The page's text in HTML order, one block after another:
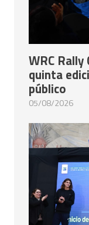
WRC
quinta
público
05/08/2026